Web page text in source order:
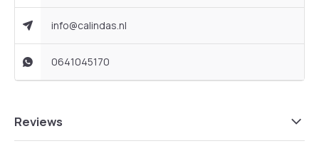
info@calindas.nl
0641045170
Reviews